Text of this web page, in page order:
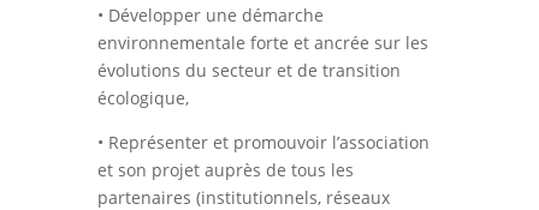
• Développer une démarche
environnementale forte et ancrée sur les
évolutions du secteur et de transition
écologique,
• Représenter et promouvoir l’association
et son projet auprès de tous les
partenaires (institutionnels, réseaux